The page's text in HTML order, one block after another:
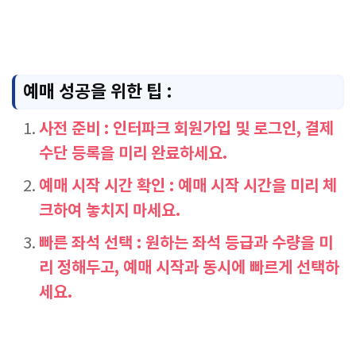
예매 성공을 위한 팁 :
사전 준비 : 인터파크 회원가입 및 로그인, 결제
수단 등록을 미리 완료하세요.
예매 시작 시간 확인 : 예매 시작 시간을 미리 체
크하여 놓치지 마세요.
빠른 좌석 선택 : 원하는 좌석 등급과 수량을 미
리 정해두고, 예매 시작과 동시에 빠르게 선택하
세요.